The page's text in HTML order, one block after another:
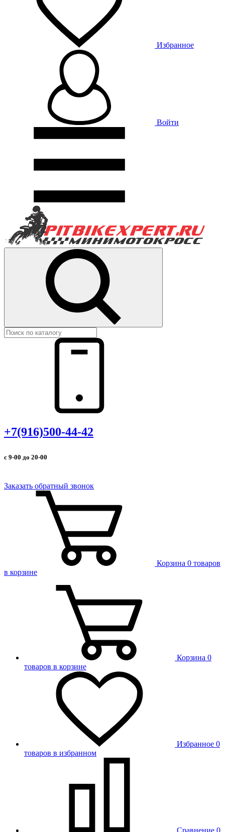
Избранное
Войти
+7(916)500-44-42
с 9-00 до 20-00
Заказать обратный звонок
Корзина 0 товаров
в корзине
Корзина 0
товаров в корзине
Избранное 0
товаров в избранном
Сравнение 0